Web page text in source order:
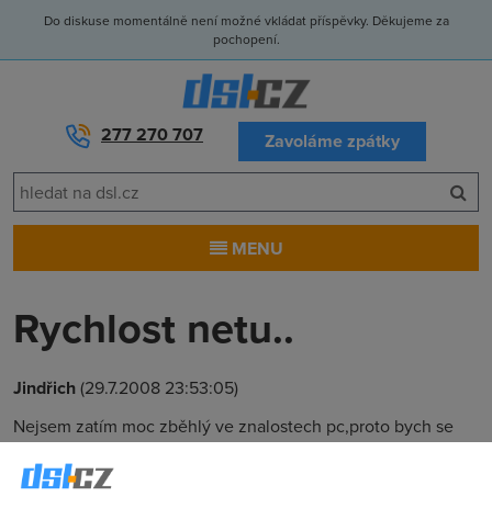
Do diskuse momentálně není možné vkládat příspěvky. Děkujeme za
pochopení.
277 270 707 Zavoláme zpátky
MENU
Rychlost netu..
Jindřich(29.7.2008 23:53:05)
Nejsem zatím moc zběhlý ve znalostech pc,proto bych se
procesoru a paměti? Díky moc za odpověď.J.